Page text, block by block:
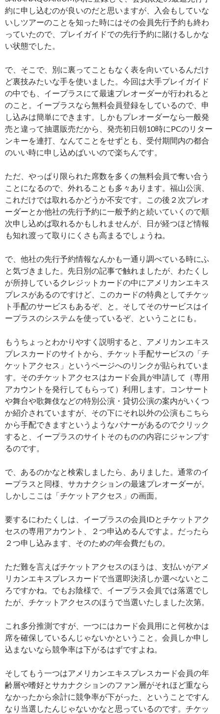
約に申し込むのが良いのだと思いますが、入会もしていな
いしツアーのことを知った時にはその会員先行予約も終わ
っていたので、プレイガイドでの先行予約に賭けるしかな
い状態でした。
で、そこで、別に裏ってこともなく表を向いているんだけ
ど裏技みたいな手を使いました。今回は大手プレイガイド
の中でも、イープラスにて最速プレオーダーが行われると
のこと。イープラスなら無料会員登録をしているので、申
し込みは簡単にできます。しかもプレオーダーなら一般発
売と違って抽選販売だから、発売初日朝10時にPCのリター
ンキーを連打、なんてことをせずとも、受付期間内の都合
のいい時に申し込めばいいので楽ちんです。
ただ、やっぱり限られた席数を多くの無料会員で奪い合う
ことになるので、外れることも多々あります。福山公演、
これだけでは取れるかどうか不安です。この後２次プレオ
ーダーとか他社の先行予約に一般予約と続いていくので順
次申し込めば取れるかもしれませんが、日が経つほど情報
も知れ渡って取りにくさも高まるでしょうね。
で、他社の先行予約情報なんかも一通り調べている時にふ
と気づきました。先日別の記事で触れましたが、わたくし
が所持しているクレジットカードの中にアメリカンエキス
プレスがあるのですけど、このカードの特典としてチケッ
ト手配のサービスもあるぞ、と。そしてそのサービスはイ
ープラスのシステムを使っているぞ、ということにも。
もうちょっとわかりやすく説明すると、アメリカンエキス
プレスカードのサイトから、チケット手配サービスの「チ
ケットアクセス」というページへのリンクが貼られていま
す。そのチケットアクセスはカード会員が申請して（専用
アカウントを発行してもらって）利用します。コンサート
や舞台や歌舞伎などの特別公演・貸切公演の案内がいくつ
か紹介されていますが、その下にそれ以外の公演もこちら
から手配できますというようなバナーがあるのでクリック
すると、イープラスのサイトそのものの内容にジャンプす
るのです。
で、あるのかなと検索しましたら、ありました。通常のイ
ープラスと同様、サカナクションの最速プレオーダーが。
しかしここは「チケットアクセス」の画面。
要するにわたくしは、イープラスの会員IDとチケットアク
セスの専用アカウント、２つ申込めるんですよ。だったら
２つ申し込みます、そのための年会費だもの。
ただ難を言えばチケットアクセスのほうは、支払いがアメ
リカンエキスプレスカードで当選即決済しか選べないとこ
ろですかね。でもお陰様で、イープラス会員では落選でし
たが、チケットアクセスのほうで当選いたしました次第。
これ多分推測ですが、一つにはカード会員用にと何枚かは
席を確保しているんじゃないかということ。会員しか申し
込まないなら競争率は下がるはずですよね。
そしてもう一つはアメリカンエキスプレスカード会員の年
齢層や嗜好とサカナクションのファン層がそれほど重なら
なかったから余計に競争率が下がった、ということですん
なり当選したんじゃないかなと思っているのです。チケッ